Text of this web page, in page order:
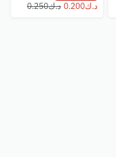
⁦د.ك0.250⁩